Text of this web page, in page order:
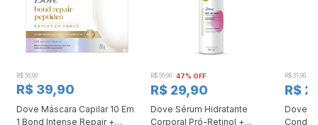
R$ 56,90
R$ 39,90
Dove Máscara Capilar 10 Em
1 Bond Intense Repair +
R$ 56,90 47% OFF
R$ 29,90
Dove Sérum Hidratante
Corporal Pró-Retinol +
R$ 31,90
R$
Dove